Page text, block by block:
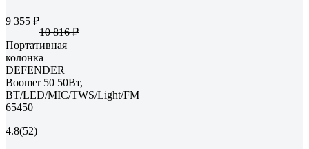
9 355 ₽
10 816 ₽
Портативная
колонка
DEFENDER
Boomer 50 50Вт,
BT/LED/MIC/TWS/Light/FM
65450
4.8(52)